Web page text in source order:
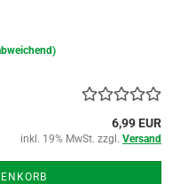
6,99 EUR
inkl. 19% MwSt. zzgl. Versand